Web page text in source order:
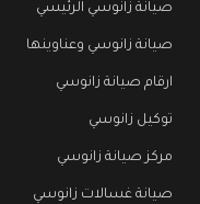
صيانة زانوسي الرئيسي
صيانة زانوسي وعناوينها
ارقام صيانة زانوسي
توكيل زانوسي
مركز صيانة زانوسي
صيانة غسالات زانوسي